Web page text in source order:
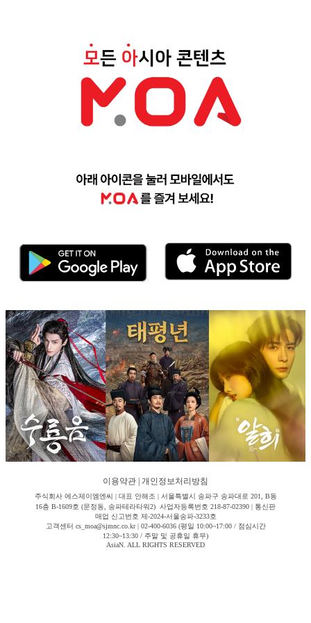
이용약관 개인정보처리방침
주식회사 에스제이엠엔씨 | 대표 안해조 | 서울특별시 송파구 송파대로 201, B동
16층 B-1609호 (문정동, 송파테라타워2) 사업자등록번호 218-87-02390 | 통신판
매업 신고번호 제-2024-서울송파-3233호
고객센터 cs_moa@sjmnc.co.kr | 02-400-6036 (평일 10:00~17:00 / 점심시간
12:30~13:30 / 주말 및 공휴일 휴무)
AsiaN. ALL RIGHTS RESERVED